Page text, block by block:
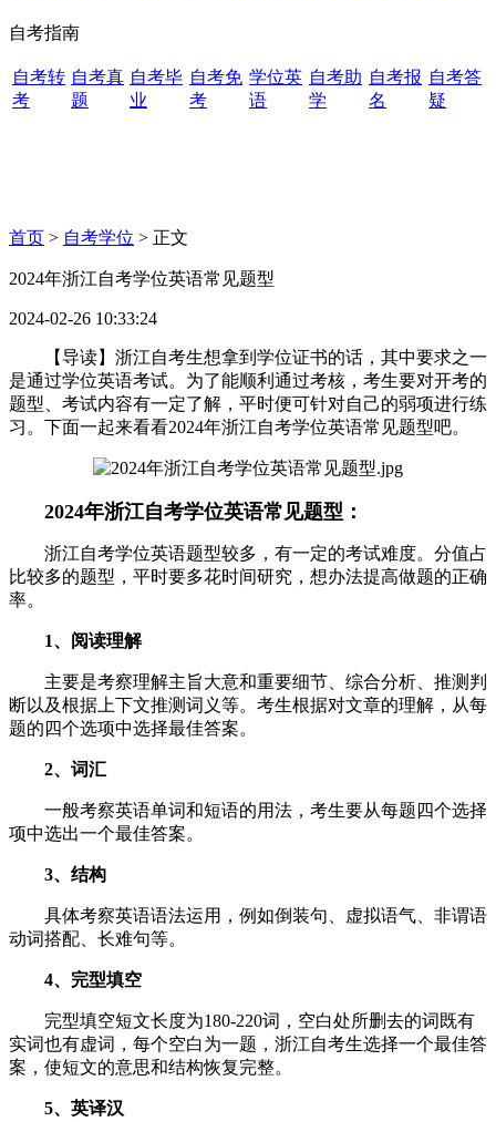
自考指南
自考转
考
自考真
题
自考毕
业
自考免
考
学位英
语
自考助
学
自考报
名
自考答
疑
首页 > 自考学位 > 正文
2024年浙江自考学位英语常见题型
2024-02-26 10:33:24
【导读】浙江自考生想拿到学位证书的话，其中要求之一
是通过学位英语考试。为了能顺利通过考核，考生要对开考的
题型、考试内容有一定了解，平时便可针对自己的弱项进行练
习。下面一起来看看2024年浙江自考学位英语常见题型吧。
2024年浙江自考学位英语常见题型：
浙江自考学位英语题型较多，有一定的考试难度。分值占
比较多的题型，平时要多花时间研究，想办法提高做题的正确
率。
1、阅读理解
主要是考察理解主旨大意和重要细节、综合分析、推测判
断以及根据上下文推测词义等。考生根据对文章的理解，从每
题的四个选项中选择最佳答案。
2、词汇
一般考察英语单词和短语的用法，考生要从每题四个选择
项中选出一个最佳答案。
3、结构
具体考察英语语法运用，例如倒装句、虚拟语气、非谓语
动词搭配、长难句等。
4、完型填空
完型填空短文长度为180-220词，空白处所删去的词既有
实词也有虚词，每个空白为一题，浙江自考生选择一个最佳答
案，使短文的意思和结构恢复完整。
5、英译汉